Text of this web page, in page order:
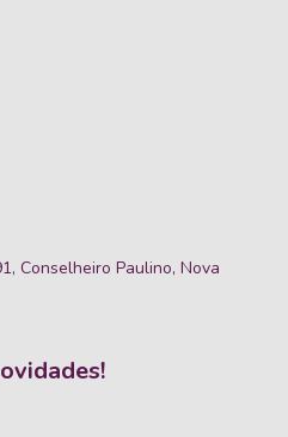
Conselheiro Paulino, Nova